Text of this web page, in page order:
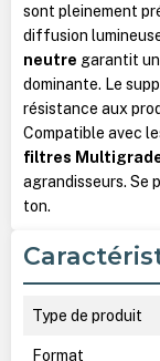
sont pleinement
diffusion
neutre garantit
dominante. Le
résistance aux
Compatible avec
filtres Multigrade
agrandisseurs. Se
ton.
Type de produit
Format